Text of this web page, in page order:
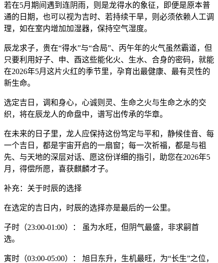
若在5月期间遇到连阴雨，则是龙得水的象征，即便是原本普
通的日期，也可以视为吉时、若持续干旱，则必须依赖人工调
理，如在室内增加加湿器，保持空气湿度。
辰龙求子，贵在“得水”与“合局”、丙午年的火气虽然霸道，但
只要利用好子、申、酉这些能化火、生水、合身的密码，就能
在2026年5月这片火红的季节里，孕育出最健康、最有灵性的
新生命。
选定吉日，调和身心，心诚则灵、生命之火与生命之水的交
织，将在辰龙人的命盘中，谱写出传承的华章。
在未来的日子里，龙人应保持这份笃定与平和，静候佳音、每
一个吉日，都是宇宙开启的一扇窗；每一次祈福，都是与祖
先、与天地的深层对话、愿这份详细的指引，助您在2026年5
月，得偿所愿，喜获麒麟才子。
补充：关于时辰的选择
在选定的吉日内，时辰的选择亦是最后的一公里。
子时（23:00-01:00）： 虽为水旺，但阴气最盛，非求嗣首
选。
寅时（03:00-05:00）： 旭日东升，生机最旺，为“长生”之位，